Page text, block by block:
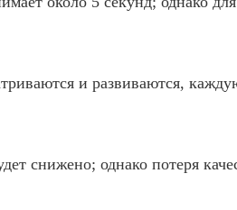
и развиваются,
снижено; однако потеря